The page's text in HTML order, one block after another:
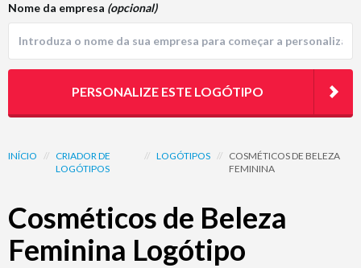
INÍCIO // CRIADOR DE
LOGÓTIPOS
// LOGÓTIPOS // COSMÉTICOS DE BELEZA
FEMININA
Cosméticos de Beleza
Feminina Logótipo
Nome da empresa (opcional)
PERSONALIZE ESTE LOGÓTIPO